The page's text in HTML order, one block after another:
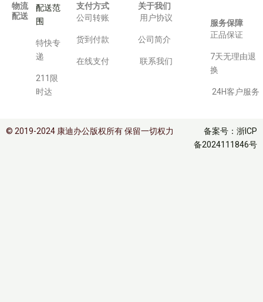
物流
配送
配送范
围
特快专
递
211限
时达
支付方式
公司转账
货到付款
在线支付
关于我们
用户协议
公司简介
联系我们
服务保障
正品保证
7天无理由退
换
24H客户服务
© 2019-2024 康迪办公版权所有 保留一切权力 备案号：浙ICP
备2024111846号